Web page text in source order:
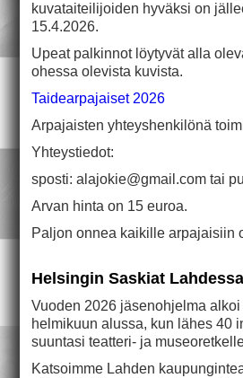
kuvataiteilijoiden hyväksi on
15.4.2026.
Upeat palkinnot löytyvät alla
ohessa olevista kuvista.
Taidearpajaiset 2026
Arpajaisten yhteyshenkilönä
Yhteystiedot:
sposti: alajokie@gmail.com tai
Arvan hinta on 15 euroa.
Paljon onnea kaikille arpajaisiin
Helsingin Saskiat
Vuoden 2026 jäsenohjelma
helmikuun alussa, kun lähes 40
suuntasi teatteri- ja
Katsoimme Lahden